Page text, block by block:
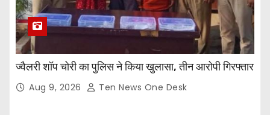
ज्वैलरी शॉप चोरी का पुलिस ने किया खुलासा, तीन आरोपी गिरफ्तार
Aug 9, 2026 Ten News One Desk